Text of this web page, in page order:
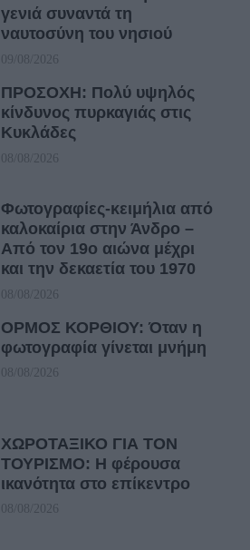
γενιά συναντά τη
ναυτοσύνη του νησιού
09/08/2026
ΠΡΟΣΟΧΗ: Πολύ υψηλός
κίνδυνος πυρκαγιάς στις
Κυκλάδες
08/08/2026
Φωτογραφίες-κειμήλια από
καλοκαίρια στην Άνδρο –
Από τον 19ο αιώνα μέχρι
και την δεκαετία του 1970
08/08/2026
ΟΡΜΟΣ ΚΟΡΘΙΟΥ: Όταν η
φωτογραφία γίνεται μνήμη
08/08/2026
ΧΩΡΟΤΑΞΙΚΟ ΓΙΑ ΤΟΝ
ΤΟΥΡΙΣΜΟ: Η φέρουσα
ικανότητα στο επίκεντρο
08/08/2026